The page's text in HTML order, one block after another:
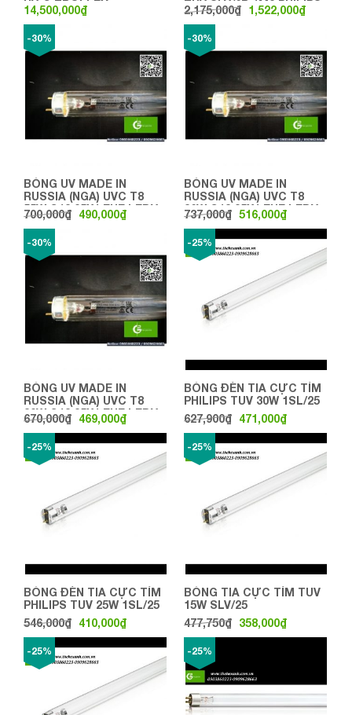
UV-C TROLLEY
14,500,000₫
TUV SLV/6R 1M2 PHILIPS
UV-C
2,175,000₫ 1,522,000₫
-30%
BÓNG UV MADE IN
RUSSIA (NGA) UVC T8
55W G13 25X1 EUE LEDV
L900MM
700,000₫ 490,000₫
-30%
BÓNG UV MADE IN
RUSSIA (NGA) UVC T8
36W G13 25X1 EUE LEDV
L1200MM
737,000₫ 516,000₫
-30%
BÓNG UV MADE IN
RUSSIA (NGA) UVC T8
30W G13 25X1 EUE LEDV
L900MM
670,000₫ 469,000₫
-25%
BÓNG ĐÈN TIA CỰC TÍM
PHILIPS TUV 30W 1SL/25
627,900₫ 471,000₫
-25%
BÓNG ĐÈN TIA CỰC TÍM
PHILIPS TUV 25W 1SL/25
546,000₫ 410,000₫
-25%
BÓNG TIA CỰC TÍM TUV
15W SLV/25
477,750₫ 358,000₫
-25% -25%